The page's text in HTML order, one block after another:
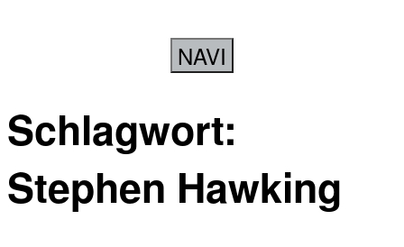
NAVI
Schlagwort:
Stephen Hawking